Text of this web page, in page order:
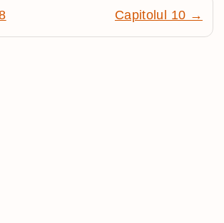
Capitolul 10 →